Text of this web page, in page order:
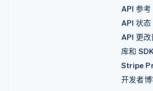
API 参考
API 状态
API 更改
库和
Stripe
开发者